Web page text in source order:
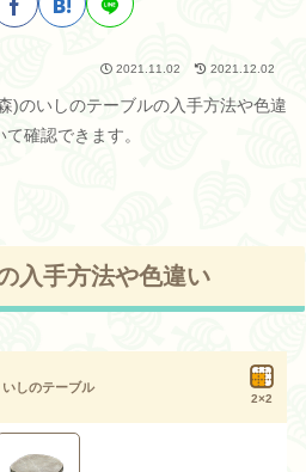
2021.11.02 2021.12.02
)のいしのテーブルの入手方法や色違
確認できます。
入手方法や色違い
いしのテーブル
2×2